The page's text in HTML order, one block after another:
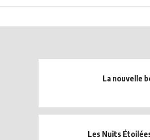
La nouvelle
Les Nuits